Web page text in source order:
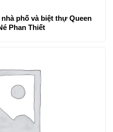
phố và biệt thự Queen
Phan Thiết